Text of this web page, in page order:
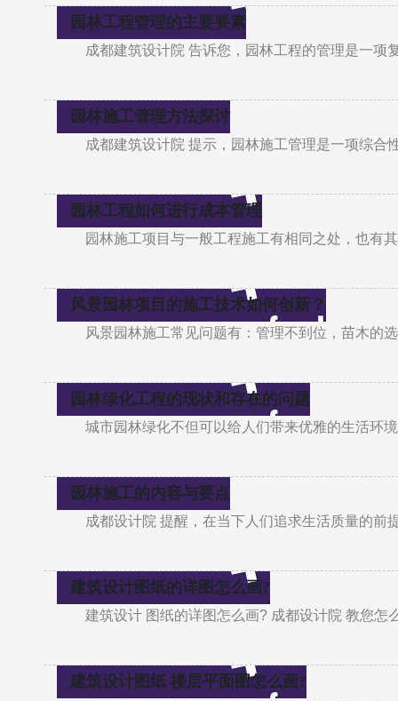
园林工程管理的主要要素
成都建筑设计院 告诉您，园林工程的管理是一
园林施工管理方法探讨
成都建筑设计院 提示，园林施工管理是一项综
园林工程如何进行成本管理
园林施工项目与一般工程施工有相同之处，也有
风景园林项目的施工技术如何创新？
风景园林施工常见问题有：管理不到位，苗木的
园林绿化工程的现状和存在的问题
城市园林绿化不但可以给人们带来优雅的生活环
园林施工的内容与要点
成都设计院 提醒，在当下人们追求生活质量的
建筑设计图纸的详图怎么画?
建筑设计 图纸的详图怎么画? 成都设计院 教您
建筑设计图纸 楼层平面图怎么画?